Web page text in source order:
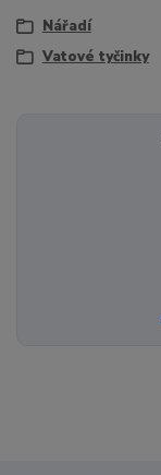
Nářadí
Vatové tyčinky